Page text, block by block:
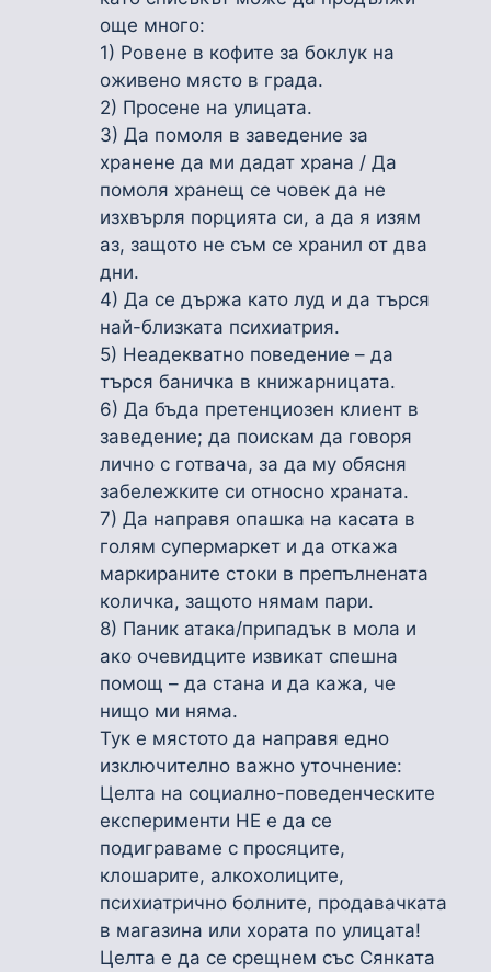
още много:
1) Ровене в кофите за боклук на
оживено място в града.
2) Просене на улицата.
3) Да помоля в заведение за
хранене да ми дадат храна / Да
помоля хранещ се човек да не
изхвърля порцията си, а да я изям
аз, защото не съм се хранил от два
дни.
4) Да се държа като луд и да търся
най-близката психиатрия.
5) Неадекватно поведение – да
търся баничка в книжарницата.
6) Да бъда претенциозен клиент в
заведение; да поискам да говоря
лично с готвача, за да му обясня
забележките си относно храната.
7) Да направя опашка на касата в
голям супермаркет и да откажа
маркираните стоки в препълнената
количка, защото нямам пари.
8) Паник атака/припадък в мола и
ако очевидците извикат спешна
помощ – да стана и да кажа, че
нищо ми няма.
Тук е мястото да направя едно
изключително важно уточнение:
Целта на социално-поведенческите
експерименти НЕ е да се
подиграваме с просяците,
клошарите, алкохолиците,
психиатрично болните, продавачката
в магазина или хората по улицата!
Целта е да се срещнем със Сянката